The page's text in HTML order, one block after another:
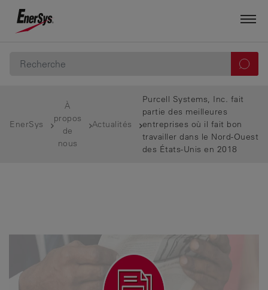
EnerSys
À
propos
de
nous
Actualités
Purcell Systems, Inc. fait
partie des meilleures
entreprises où il fait bon
travailler dans le Nord-Ouest
des États-Unis en 2018